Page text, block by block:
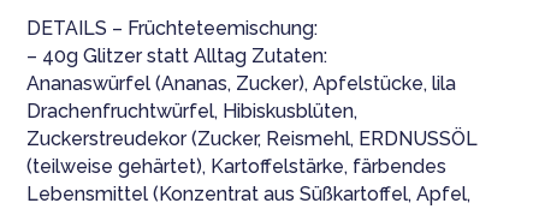
DETAILS – Früchteteemischung:
– 40g Glitzer statt Alltag Zutaten:
Ananaswürfel (Ananas, Zucker), Apfelstücke, lila
Drachenfruchtwürfel, Hibiskusblüten,
Zuckerstreudekor (Zucker, Reismehl, ERDNUSSÖL
(teilweise gehärtet), Kartoffelstärke, färbendes
Lebensmittel (Konzentrat aus Süßkartoffel, Apfel,